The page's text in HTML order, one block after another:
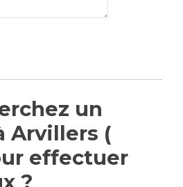
un
Arvillers (
effectuer
?